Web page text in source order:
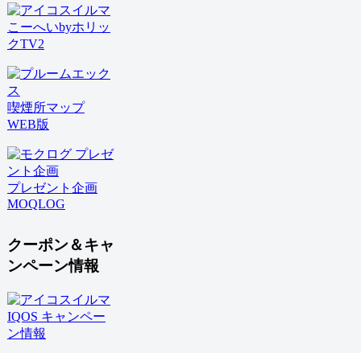
こーへいbyホリッ
クTV2
喫煙所マップ
WEB版
プレゼント企画
MOQLOG
クーポン＆キャ
ンペーン情報
IQOS キャンペー
ン情報